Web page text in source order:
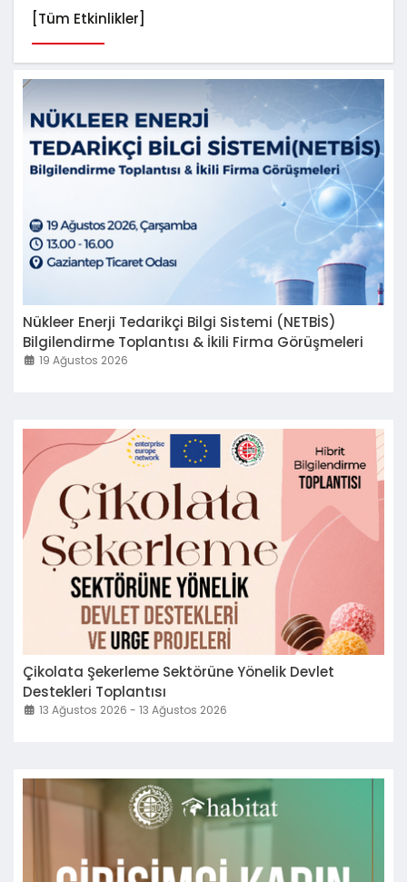
[Tüm Etkinlikler]
Nükleer Enerji Tedarikçi Bilgi Sistemi (NETBİS)
Bilgilendirme Toplantısı & İkili Firma Görüşmeleri
19 Ağustos 2026
Çikolata Şekerleme Sektörüne Yönelik Devlet
Destekleri Toplantısı
13 Ağustos 2026 - 13 Ağustos 2026